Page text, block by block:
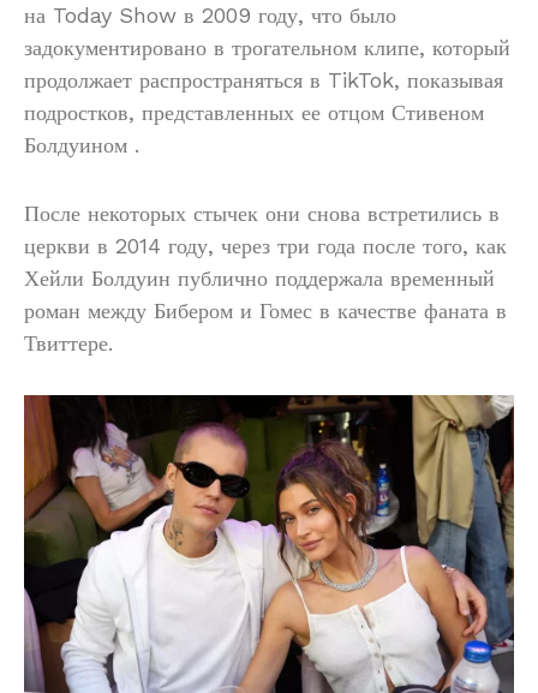
на Today Show в 2009 году, что было
задокументировано в трогательном клипе, который
продолжает распространяться в TikTok, показывая
подростков, представленных ее отцом Стивеном
Болдуином .
После некоторых стычек они снова встретились в
церкви в 2014 году, через три года после того, как
Хейли Болдуин публично поддержала временный
роман между Бибером и Гомес в качестве фаната в
Твиттере.